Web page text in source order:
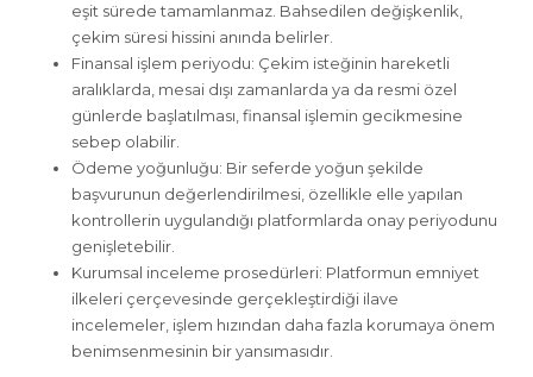
eşit sürede tamamlanmaz. Bahsedilen değişkenlik,
çekim süresi hissini anında belirler.
Finansal işlem periyodu: Çekim isteğinin hareketli
aralıklarda, mesai dışı zamanlarda ya da resmi özel
günlerde başlatılması, finansal işlemin gecikmesine
sebep olabilir.
Ödeme yoğunluğu: Bir seferde yoğun şekilde
başvurunun değerlendirilmesi, özellikle elle yapılan
kontrollerin uygulandığı platformlarda onay periyodunu
genişletebilir.
Kurumsal inceleme prosedürleri: Platformun emniyet
ilkeleri çerçevesinde gerçekleştirdiği ilave
incelemeler, işlem hızından daha fazla korumaya önem
benimsenmesinin bir yansımasıdır.